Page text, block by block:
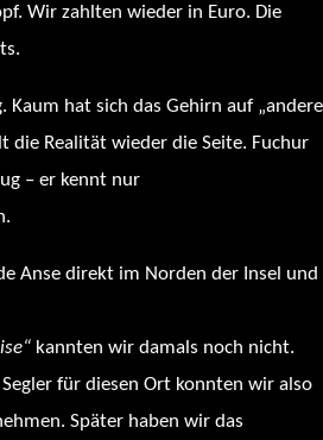
Wir zahlten wieder in Euro. Die
Kaum hat sich das Gehirn auf „andere
die Realität wieder die Seite. Fuchur
– er kennt nur
Anse direkt im Norden der Insel und
kannten wir damals noch nicht.
für diesen Ort konnten wir also
Später haben wir das